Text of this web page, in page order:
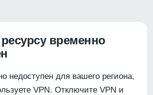
временно
недоступен для вашего региона,
VPN. Отключите VPN и